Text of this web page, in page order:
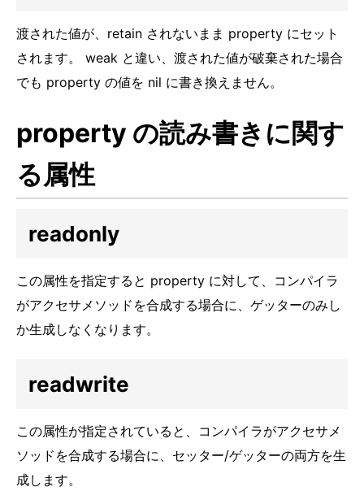
渡された値が、retain されないまま property にセット
されます。 weak と違い、渡された値が破棄された場合
でも property の値を nil に書き換えません。
property の読み書きに関す
る属性
readonly
この属性を指定すると property に対して、コンパイラ
がアクセサメソッドを合成する場合に、ゲッターのみし
か生成しなくなります。
readwrite
この属性が指定されていると、コンパイラがアクセサメ
ソッドを合成する場合に、セッター/ゲッターの両方を生
成します。